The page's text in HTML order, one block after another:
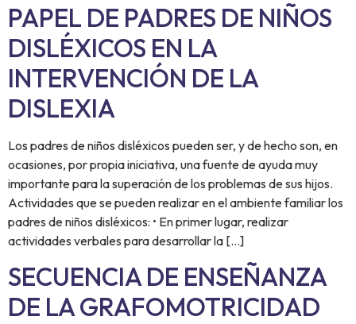
PAPEL DE PADRES DE NIÑOS
DISLÉXICOS EN LA
INTERVENCIÓN DE LA
DISLEXIA
Los padres de niños disléxicos pueden ser, y de hecho son, en
ocasiones, por propia iniciativa, una fuente de ayuda muy
importante para la superación de los problemas de sus hijos.
Actividades que se pueden realizar en el ambiente familiar los
padres de niños disléxicos: • En primer lugar, realizar
actividades verbales para desarrollar la […]
SECUENCIA DE ENSEÑANZA
DE LA GRAFOMOTRICIDAD